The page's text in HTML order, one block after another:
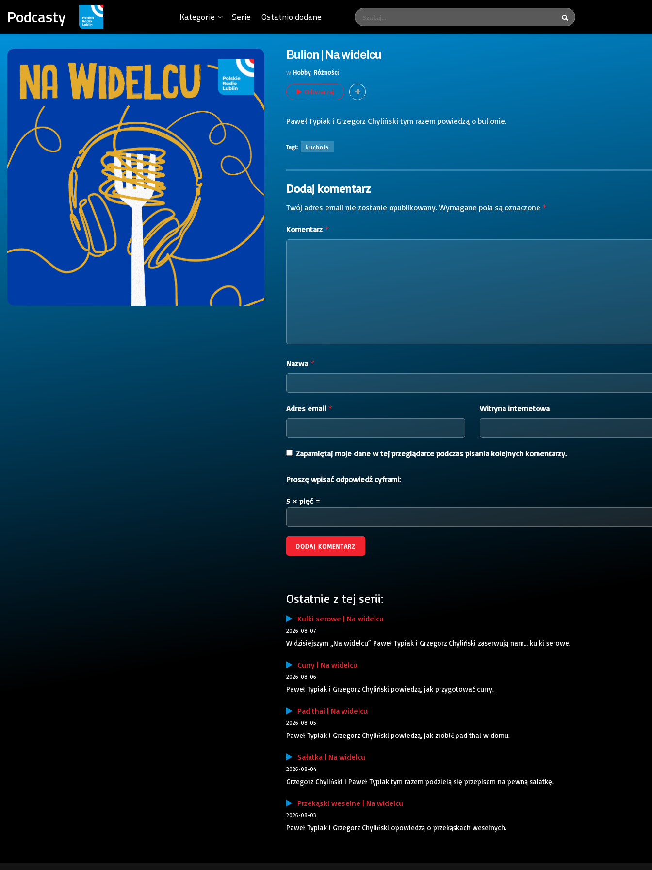
Podcasty Kategorie Serie Ostatnio dodane
Bulion | Na widelcu
w Hobby, Różności
Odtwarzaj
Paweł Typiak i Grzegorz Chyliński tym razem powiedzą o bulionie.
Tagi: kuchnia
Dodaj komentarz
Twój adres email nie zostanie opublikowany. Wymagane pola są oznaczone *
Komentarz *
Nazwa *
Adres email * Witryna internetowa
Zapamiętaj moje dane w tej przeglądarce podczas pisania kolejnych komentarzy.
Proszę wpisać odpowiedź cyframi:
5 × pięć =
Ostatnie z tej serii:
Kulki serowe | Na widelcu
2026-08-07
W dzisiejszym „Na widelcu” Paweł Typiak i Grzegorz Chyliński zaserwują nam… kulki serowe.
Curry | Na widelcu
2026-08-06
Paweł Typiak i Grzegorz Chyliński powiedzą, jak przygotować curry.
Pad thai | Na widelcu
2026-08-05
Paweł Typiak i Grzegorz Chyliński powiedzą, jak zrobić pad thai w domu.
Sałatka | Na widelcu
2026-08-04
Grzegorz Chyliński i Paweł Typiak tym razem podzielą się przepisem na pewną sałatkę.
Przekąski weselne | Na widelcu
2026-08-03
Paweł Typiak i Grzegorz Chyliński opowiedzą o przekąskach weselnych.